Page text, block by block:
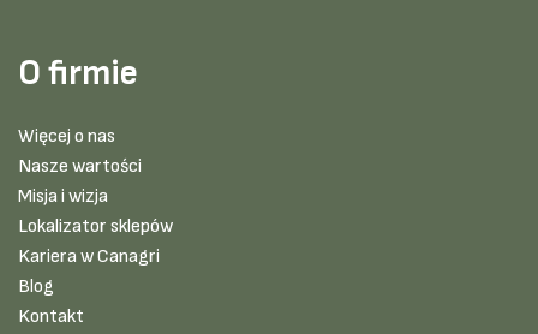
O firmie
Więcej o nas
Nasze wartości
Misja i wizja
Lokalizator sklepów
Kariera w Canagri
Blog
Kontakt